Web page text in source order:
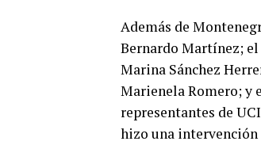
Además de
Bernardo Martínez; el
Marina Sánchez
Marienela Romero; y
representantes de
hizo una